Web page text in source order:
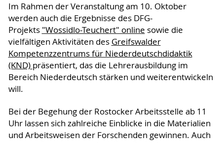
Im Rahmen der Veranstaltung am 10. Oktober
werden auch die Ergebnisse des DFG-
Projekts "Wossidlo-Teuchert" online sowie die
vielfältigen Aktivitäten des Greifswalder
Kompetenzzentrums für Niederdeutschdidaktik
(KND) präsentiert, das die Lehrerausbildung im
Bereich Niederdeutsch stärken und weiterentwickeln
will.
Bei der Begehung der Rostocker Arbeitsstelle ab 11
Uhr lassen sich zahlreiche Einblicke in die Materialien
und Arbeitsweisen der Forschenden gewinnen. Auch